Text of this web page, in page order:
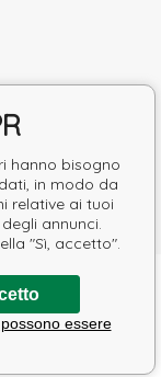
s.r.o.
hanno bisogno
in modo da
relative ai tuoi
annunci.
"Sì, accetto".
essere